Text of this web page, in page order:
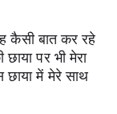
कैसी बात कर रहे
पर भी मेरा
में मेरे साथ